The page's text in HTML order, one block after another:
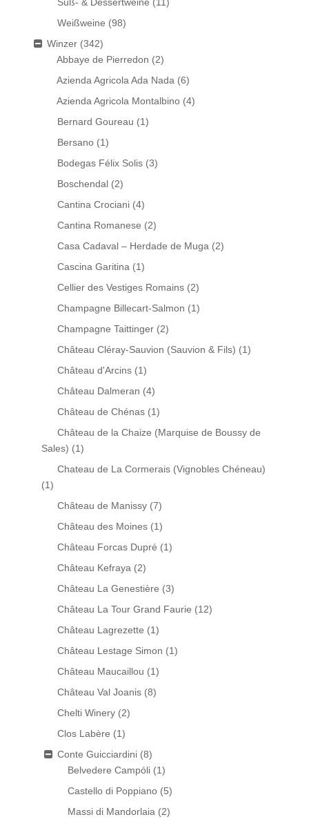
Weißweine (98)
Winzer (342)
Abbaye de Pierredon (2)
Azienda Agricola Ada Nada (6)
Azienda Agricola Montalbino (4)
Bernard Goureau (1)
Bersano (1)
Bodegas Félix Solis (3)
Boschendal (2)
Cantina Crociani (4)
Cantina Romanese (2)
Casa Cadaval – Herdade de Muga (2)
Cascina Garitina (1)
Cellier des Vestiges Romains (2)
Champagne Billecart-Salmon (1)
Champagne Taittinger (2)
Château Cléray-Sauvion (Sauvion & Fils) (1)
Château d'Arcins (1)
Château Dalmeran (4)
Château de Chénas (1)
Château de la Chaize (Marquise de Boussy de
Sales) (1)
Chateau de La Cormerais (Vignobles Chéneau)
(1)
Château de Manissy (7)
Château des Moines (1)
Château Forcas Dupré (1)
Château Kefraya (2)
Château La Genestière (3)
Château La Tour Grand Faurie (12)
Château Lagrezette (1)
Château Lestage Simon (1)
Château Maucaillou (1)
Château Val Joanis (8)
Chelti Winery (2)
Clos Labère (1)
Conte Guicciardini (8)
Belvedere Campóli (1)
Castello di Poppiano (5)
Massi di Mandorlaia (2)